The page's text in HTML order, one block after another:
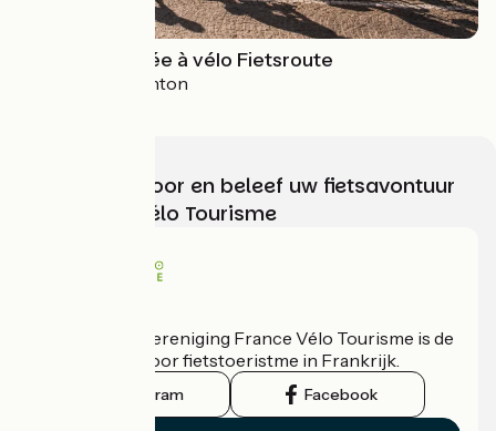
La Méditerranée à vélo Fietsroute
Le Perthus > Menton
Kies, bereid voor en beleef uw fietsavontuur
met France Vélo Tourisme
De nationale vereniging France Vélo Tourisme is de
officiële gids voor fietstoeristme in Frankrijk.
Instagram Facebook